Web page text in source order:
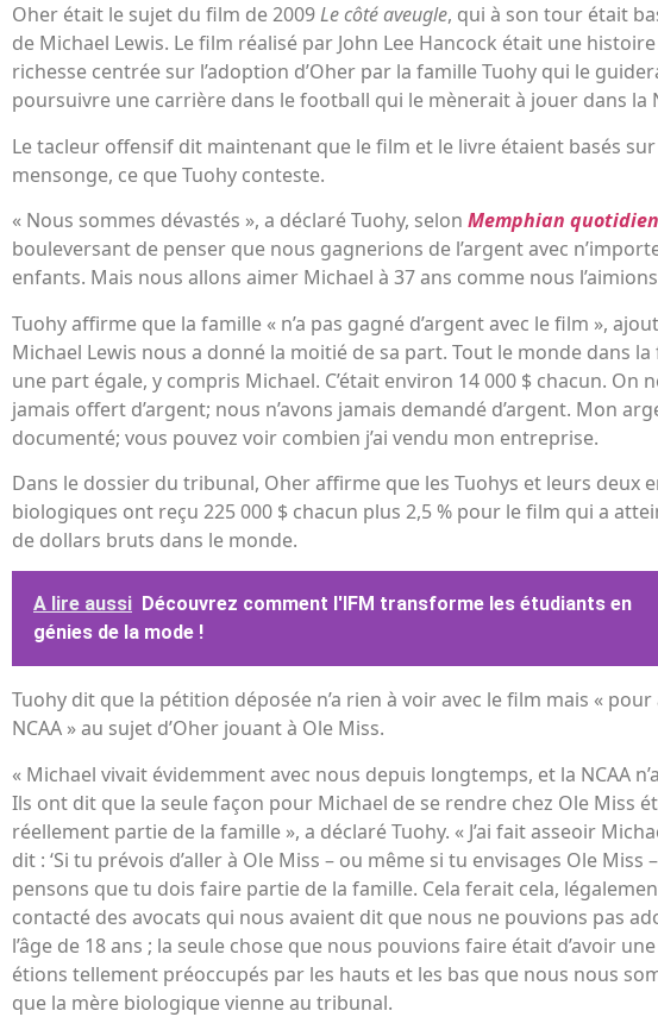
Oher était le sujet du film de 2009Le côté aveugle, qui à son tour était
de Michael Lewis. Le film réalisé par John Lee Hancock était une
richesse centrée sur l’adoption d’Oher par la famille Tuohy qui le
poursuivre une carrière dans le football qui le mènerait à jouer dans la
Le tacleur offensif dit maintenant que le film et le livre étaient basés
mensonge, ce que Tuohy conteste.
« Nous sommes dévastés », a déclaré Tuohy, selon Memphian quotidien
bouleversant de penser que nous gagnerions de l’argent avec
enfants. Mais nous allons aimer Michael à 37 ans comme nous
Tuohy affirme que la famille « n’a pas gagné d’argent avec le film »,
Michael Lewis nous a donné la moitié de sa part. Tout le monde dans
une part égale, y compris Michael. C’était environ 14 000 $ chacun. On
jamais offert d’argent; nous n’avons jamais demandé d’argent. Mon
documenté; vous pouvez voir combien j’ai vendu mon entreprise.
Dans le dossier du tribunal, Oher affirme que les Tuohys et leurs deux
biologiques ont reçu 225 000 $ chacun plus 2,5 % pour le film qui a
de dollars bruts dans le monde.
A lire aussi Découvrez comment l'IFM transforme les étudiants en
génies de la mode !
Tuohy dit que la pétition déposée n’a rien à voir avec le film mais « pour
NCAA » au sujet d’Oher jouant à Ole Miss.
« Michael vivait évidemment avec nous depuis longtemps, et la NCAA
Ils ont dit que la seule façon pour Michael de se rendre chez Ole Miss
réellement partie de la famille », a déclaré Tuohy. « J’ai fait asseoir
dit : ‘Si tu prévois d’aller à Ole Miss – ou même si tu envisages Ole Miss
pensons que tu dois faire partie de la famille. Cela ferait cela,
contacté des avocats qui nous avaient dit que nous ne pouvions pas
l’âge de 18 ans ; la seule chose que nous pouvions faire était d’avoir
étions tellement préoccupés par les hauts et les bas que nous nous
que la mère biologique vienne au tribunal.